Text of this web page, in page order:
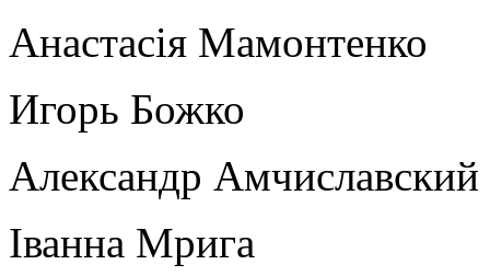
Анастасія Мамонтенко
Игорь Божко
Александр Амчиславский
Іванна Мрига